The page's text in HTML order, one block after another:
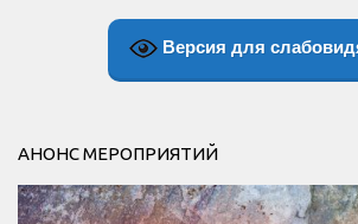
Версия для
АНОНС МЕРОПРИЯТИЙ